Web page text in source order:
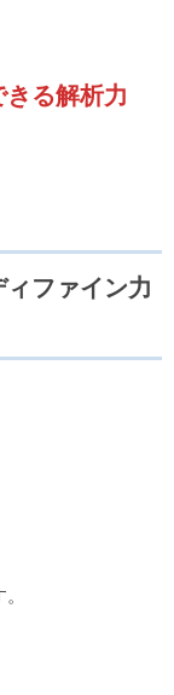
る解析力
ファイン力